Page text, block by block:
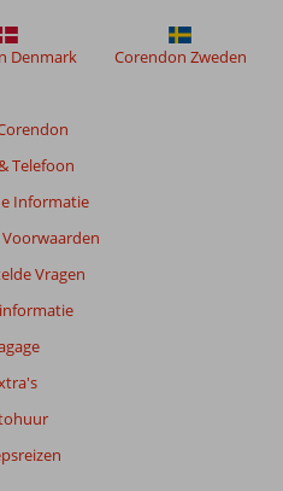
Telefoon
Informatie
Vragen
Denmark Corendon Zweden